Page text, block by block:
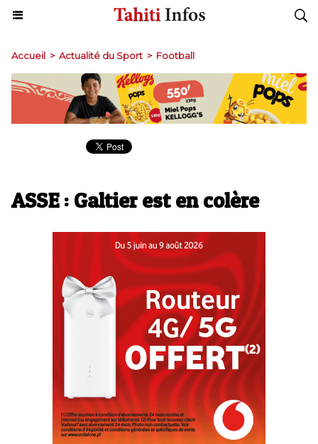
Accueil > Actualité du Sport > Football
ASSE : Galtier est en colère